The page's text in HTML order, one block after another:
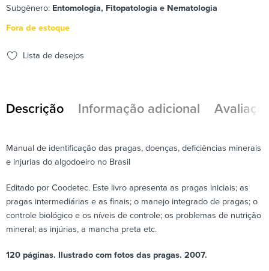
Subgênero: Entomologia, Fitopatologia e Nematologia
Fora de estoque
Lista de desejos
Descrição Informação adicional
Manual de identificação das pragas, doenças, deficiências minerais
e injurias do algodoeiro no Brasil
Editado por Coodetec. Este livro apresenta as pragas iniciais; as
pragas intermediárias e as finais; o manejo integrado de pragas; o
controle biológico e os níveis de controle; os problemas de nutrição
mineral; as injúrias, a mancha preta etc.
120 páginas. Ilustrado com fotos das pragas. 2007.